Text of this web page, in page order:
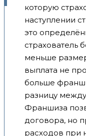
которую
наступлении
это
страхователь
меньше
выплата не
больше
разницу
Франшиза
договора, но
расходов при